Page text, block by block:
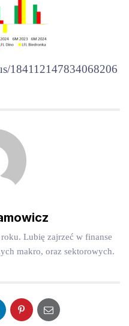
184112147834068206
Lubię zajrzeć w finanse
makro, oraz sektorowych.